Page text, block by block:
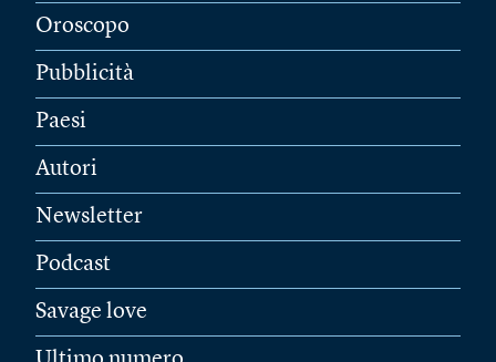
Oroscopo
Pubblicità
Paesi
Autori
Newsletter
Podcast
Savage love